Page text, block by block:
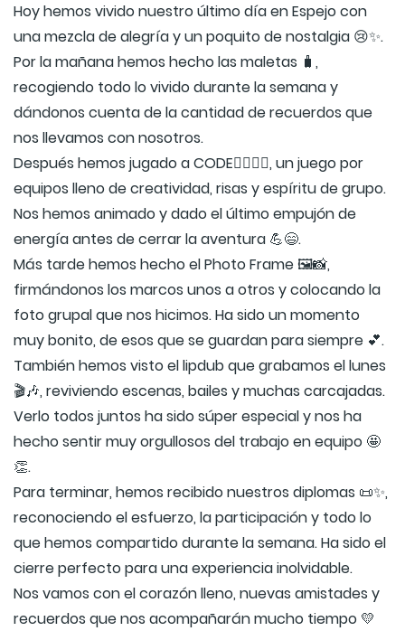
Hoy hemos vivido nuestro último día en Espejo con
una mezcla de alegría y un poquito de nostalgia 😢✨.
Por la mañana hemos hecho las maletas 🧳,
recogiendo todo lo vivido durante la semana y
dándonos cuenta de la cantidad de recuerdos que
nos llevamos con nosotros.
Después hemos jugado a CODE🏃‍♀️🏃‍♂️, un juego por
equipos lleno de creatividad, risas y espíritu de grupo.
Nos hemos animado y dado el último empujón de
energía antes de cerrar la aventura 💪😄.
Más tarde hemos hecho el Photo Frame 🖼️📸,
firmándonos los marcos unos a otros y colocando la
foto grupal que nos hicimos. Ha sido un momento
muy bonito, de esos que se guardan para siempre 💕.
También hemos visto el lipdub que grabamos el lunes
🎬🎶, reviviendo escenas, bailes y muchas carcajadas.
Verlo todos juntos ha sido súper especial y nos ha
hecho sentir muy orgullosos del trabajo en equipo 🤩
👏.
Para terminar, hemos recibido nuestros diplomas 📜✨,
reconociendo el esfuerzo, la participación y todo lo
que hemos compartido durante la semana. Ha sido el
cierre perfecto para una experiencia inolvidable.
Nos vamos con el corazón lleno, nuevas amistades y
recuerdos que nos acompañarán mucho tiempo 💛